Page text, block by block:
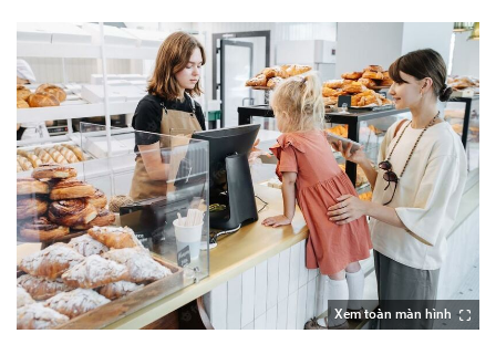
Xem toàn màn hình